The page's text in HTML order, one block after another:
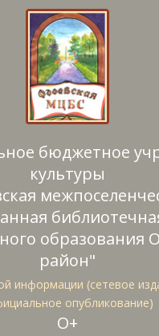
бюджетное
культуры
образования
район"
информации (сетевое
опубликование)
О+